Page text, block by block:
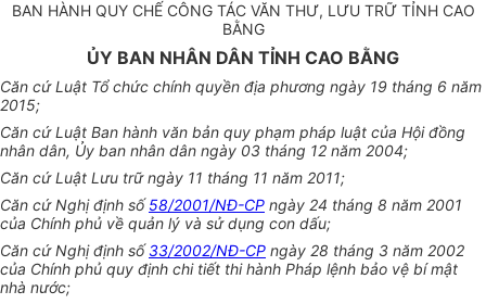
BAN HÀNH QUY CHẾ CÔNG TÁC VĂN THƯ, LƯU TRỮ TỈNH CAO
BẰNG
ỦY BAN NHÂN DÂN TỈNH CAO BẰNG
Căn cứ Luật Tổ chức chính quyền địa phương ngày 19 tháng 6 năm
2015;
Căn cứ Luật Ban hành văn bản quy phạm pháp luật của Hội đồng
nhân dân, Ủy ban nhân dân ngày 03 tháng 12 năm 2004;
Căn cứ Luật Lưu trữ ngày 11 tháng 11 năm 2011;
Căn cứ Nghị định số58/2001/NĐ-CP ngày 24 tháng 8 năm 2001
của Chính phủ về quản lý và sử dụng con dấu;
Căn cứ Nghị định số33/2002/NĐ-CP ngày 28 tháng 3 năm 2002
của Chính phủ quy định chi tiết thi hành Pháp lệnh bảo vệ bí mật
nhà nước;